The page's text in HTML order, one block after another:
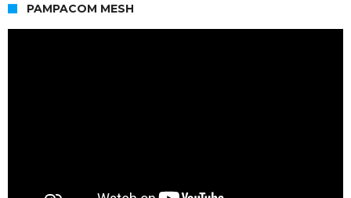
PAMPACOM MESH